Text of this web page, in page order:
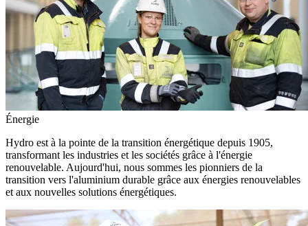
Énergie
Hydro est à la pointe de la transition énergétique depuis 1905,
transformant les industries et les sociétés grâce à l'énergie
renouvelable. Aujourd'hui, nous sommes les pionniers de la
transition vers l'aluminium durable grâce aux énergies renouvelables
et aux nouvelles solutions énergétiques.